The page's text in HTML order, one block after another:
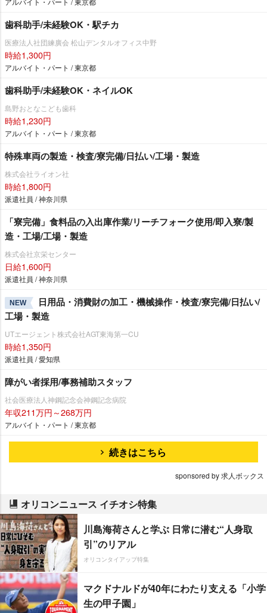
歯科助手/未経験OK・駅チカ
医療法人社団練廣会 松山デンタルオフィス中野
時給1,300円
アルバイト・パート / 東京都
歯科助手/未経験OK・ネイルOK
島野おとなこども歯科
時給1,230円
アルバイト・パート / 東京都
特殊車両の製造・検査/寮完備/日払い/工場・製造
株式会社ライオン社
時給1,800円
派遣社員 / 神奈川県
「寮完備」食料品の入出庫作業/リーチフォーク使用/即入寮/製
造・工場/工場・製造
株式会社京栄センター
日給1,600円
派遣社員 / 神奈川県
NEW
日用品・消費財の加工・機械操作・検査/寮完備/日払い/
工場・製造
UTエージェント株式会社AGT東海第一CU
時給1,350円
派遣社員 / 愛知県
障がい者採用/事務補助スタッフ
社会医療法人神鋼記念会神鋼記念病院
年収211万円～268万円
アルバイト・パート / 東京都
続きはこちら
sponsored by 求人ボックス
オリコンニュース イチオシ特集
川島海荷さんと学ぶ 日常に潜む“人身取
引”のリアル
オリコンタイアップ特集
マクドナルドが40年にわたり支える「小学
生の甲子園」